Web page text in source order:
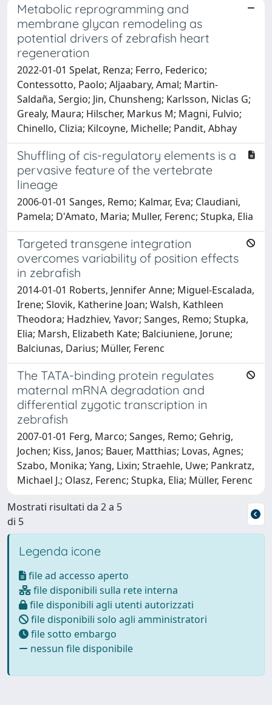
Metabolic reprogramming and
membrane glycan remodeling as
potential drivers of zebrafish heart
regeneration
2022-01-01 Spelat, Renza; Ferro, Federico;
Contessotto, Paolo; Aljaabary, Amal; Martin-
Saldaña, Sergio; Jin, Chunsheng; Karlsson, Niclas G;
Grealy, Maura; Hilscher, Markus M; Magni, Fulvio;
Chinello, Clizia; Kilcoyne, Michelle; Pandit, Abhay
Shuffling of cis-regulatory elements is a
pervasive feature of the vertebrate
lineage
2006-01-01 Sanges, Remo; Kalmar, Eva; Claudiani,
Pamela; D'Amato, Maria; Muller, Ferenc; Stupka, Elia
Targeted transgene integration
overcomes variability of position effects
in zebrafish
2014-01-01 Roberts, Jennifer Anne; Miguel-Escalada,
Irene; Slovik, Katherine Joan; Walsh, Kathleen
Theodora; Hadzhiev, Yavor; Sanges, Remo; Stupka,
Elia; Marsh, Elizabeth Kate; Balciuniene, Jorune;
Balciunas, Darius; Müller, Ferenc
The TATA-binding protein regulates
maternal mRNA degradation and
differential zygotic transcription in
zebrafish
2007-01-01 Ferg, Marco; Sanges, Remo; Gehrig,
Jochen; Kiss, Janos; Bauer, Matthias; Lovas, Agnes;
Szabo, Monika; Yang, Lixin; Straehle, Uwe; Pankratz,
Michael J.; Olasz, Ferenc; Stupka, Elia; Müller, Ferenc
Mostrati risultati da 2 a 5
di 5
Legenda icone
file ad accesso aperto
file disponibili sulla rete interna
file disponibili agli utenti autorizzati
file disponibili solo agli amministratori
file sotto embargo
nessun file disponibile